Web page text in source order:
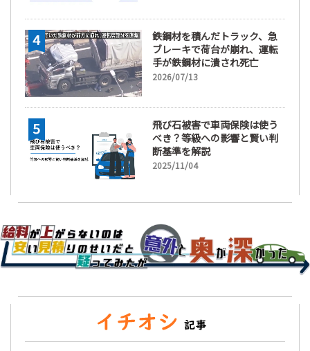
鉄鋼材を積んだトラック、急
ブレーキで荷台が崩れ、運転
手が鉄鋼材に潰され死亡
2026/07/13
飛び石被害で車両保険は使う
べき？等級への影響と賢い判
断基準を解説
2025/11/04